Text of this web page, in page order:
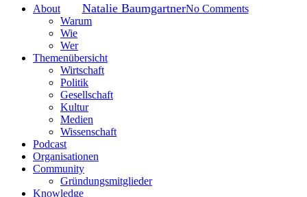
search
Menu
About
Warum
Wie
Wer
Themenübersicht
Wirtschaft
Politik
Gesellschaft
Kultur
Medien
Wissenschaft
Podcast
Organisationen
Community
Gründungsmitglieder
Knowledge
Von Natalie BaumgartnerNo Comments